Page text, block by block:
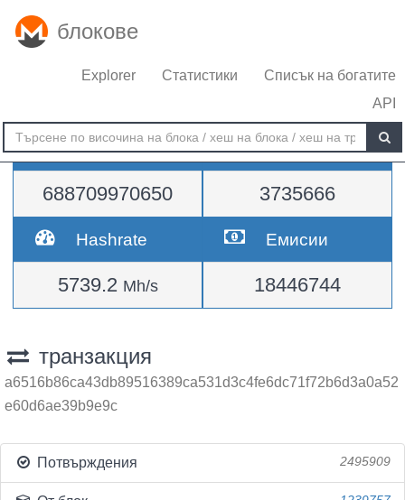
блокове
Explorer Статистики
Списък на богатите
API
Трудност
688709970650
височина
3735666
Hashrate
5739.2 Mh/s
Емисии
18446744
транзакция
a6516b86ca43db89516389ca531d3c4fe6dc71f72b6d3a0a52
e60d6ae39b9e9c
Потвърждения 2495909